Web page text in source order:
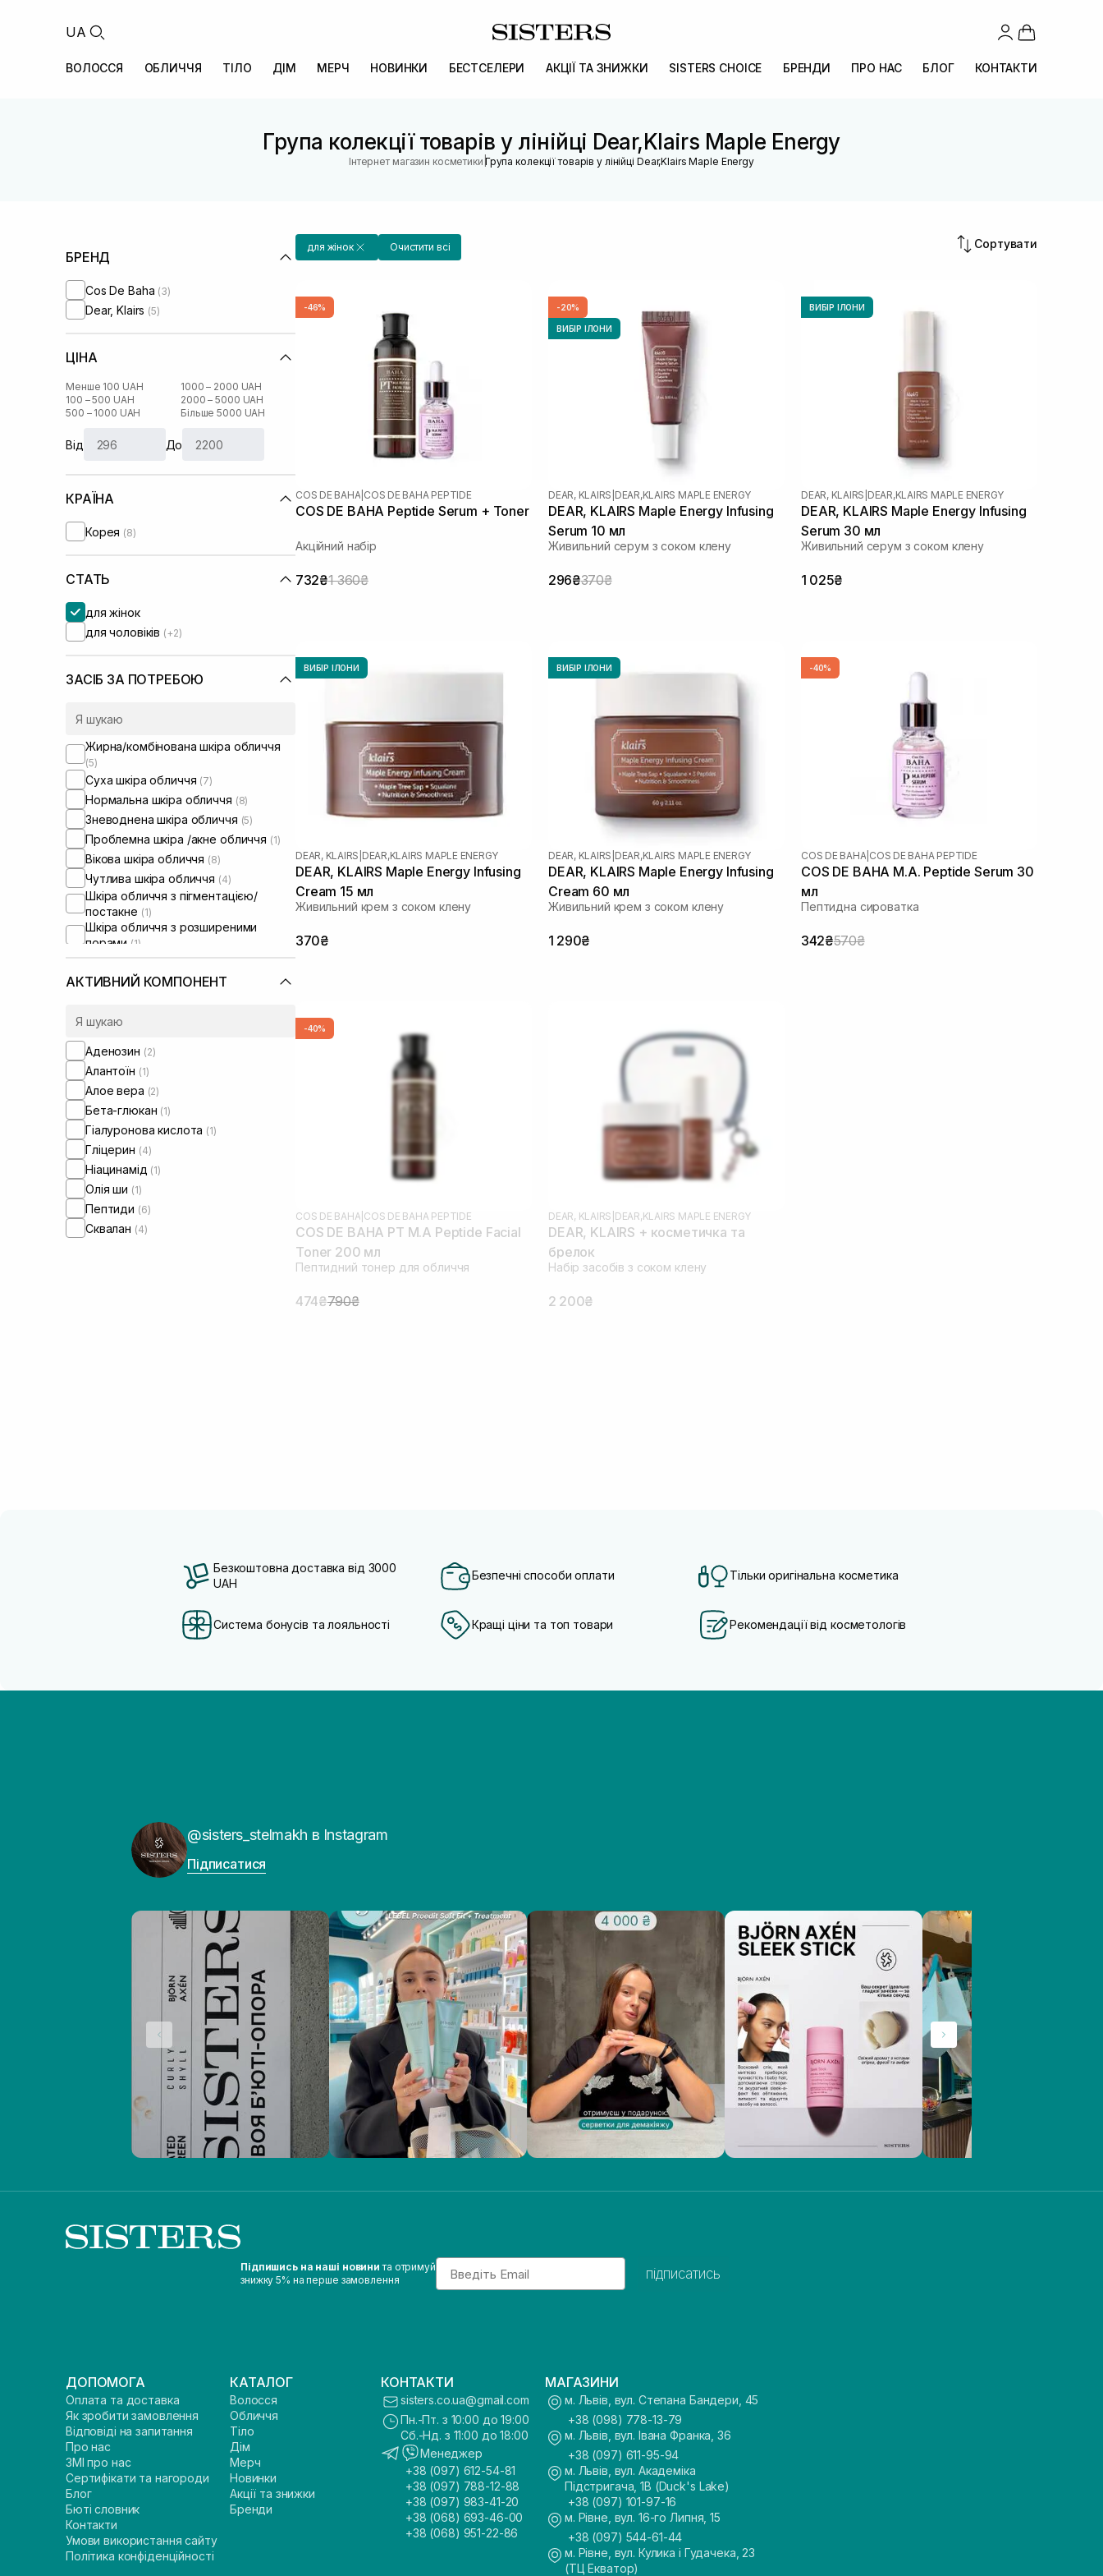
UA
ВОЛОССЯ ОБЛИЧЧЯ ТІЛО ДІМ МЕРЧ НОВИНКИ БЕСТСЕЛЕРИ АКЦІЇ ТА ЗНИЖКИ SISTERS CHOICE БРЕНДИ ПРО НАС БЛОГ КОНТАКТИ
Група колекції товарів у лінійці Dear,Klairs Maple Energy
Інтернет магазин косметики |Група колекції товарів у лінійці Dear,Klairs Maple Energy
БРЕНД
Cos De Baha (3)
Dear, Klairs (5)
ЦІНА
Менше 100 UAH
100 – 500 UAH
500 – 1000 UAH
1000 – 2000 UAH
2000 – 5000 UAH
Більше 5000 UAH
Від До
КРАЇНА
Корея (8)
СТАТЬ
для жінок
для чоловіків (+2)
ЗАСІБ ЗА ПОТРЕБОЮ
Жирна/комбінована шкіра обличчя
(5)
Суха шкіра обличчя (7)
Нормальна шкіра обличчя (8)
Зневоднена шкіра обличчя (5)
Проблемна шкіра /акне обличчя (1)
Вікова шкіра обличчя (8)
Чутлива шкіра обличчя (4)
Шкіра обличчя з пігментацією/
постакне (1)
Шкіра обличчя з розширеними
порами (1)
Шкіра обличчя з порушеним
барʼєром (5)
Шкіра обличчя з порушеним
АКТИВНИЙ КОМПОНЕНТ
Аденозин (2)
Алантоїн (1)
Алое вера (2)
Бета-глюкан (1)
Гіалуронова кислота (1)
Гліцерин (4)
Ніацинамід (1)
Олія ши (1)
Пептиди (6)
Сквалан (4)
для жінок Очистити всі Сортувати
-46%
COS DE BAHA COS DE BAHA PEPTIDE
COS DE BAHA Peptide Serum + Toner
Акційний набір
732₴1 360₴
-20%
ВИБІР ІЛОНИ
DEAR, KLAIRS DEAR,KLAIRS MAPLE ENERGY
DEAR, KLAIRS Maple Energy Infusing
Serum 10 мл
Живильний серум з соком клену
296₴370₴
ВИБІР ІЛОНИ
DEAR, KLAIRS DEAR,KLAIRS MAPLE ENERGY
DEAR, KLAIRS Maple Energy Infusing
Serum 30 мл
Живильний серум з соком клену
1 025₴
ВИБІР ІЛОНИ
DEAR, KLAIRS DEAR,KLAIRS MAPLE ENERGY
DEAR, KLAIRS Maple Energy Infusing
Cream 15 мл
Живильний крем з соком клену
370₴
ВИБІР ІЛОНИ
DEAR, KLAIRS DEAR,KLAIRS MAPLE ENERGY
DEAR, KLAIRS Maple Energy Infusing
Cream 60 мл
Живильний крем з соком клену
1 290₴
-40%
COS DE BAHA COS DE BAHA PEPTIDE
COS DE BAHA M.A. Peptide Serum 30
мл
Пептидна сироватка
342₴570₴
-40%
COS DE BAHA COS DE BAHA PEPTIDE
COS DE BAHA PT M.A Peptide Facial
Toner 200 мл
Пептидний тонер для обличчя
474₴790₴
DEAR, KLAIRS DEAR,KLAIRS MAPLE ENERGY
DEAR, KLAIRS + косметичка та
брелок
Набір засобів з соком клену
2 200₴
Безкоштовна доставка від 3000
UAH
Безпечні способи оплати Тільки оригінальна косметика
Система бонусів та лояльності Кращі ціни та топ товари Рекомендації від косметологів
@sisters_stelmakh в Instagram
Підписатися
Підпишись на наші новини та отримуй
знижку 5% на перше замовлення
Email
підписатись
ДОПОМОГА
Оплата та доставка
Як зробити замовлення
Відповіді на запитання
Про нас
ЗМІ про нас
Сертифікати та нагороди
Блог
Бюті словник
Контакти
Умови використання сайту
Політика конфіденційності
КАТАЛОГ
Волосся
Обличчя
Тіло
Дім
Мерч
Новинки
Акції та знижки
Бренди
КОНТАКТИ
sisters.co.ua@gmail.com
Пн.-Пт. з 10:00 до 19:00
Сб.-Нд. з 11:00 до 18:00
Менеджер
+38 (097) 612-54-81
+38 (097) 788-12-88
+38 (097) 983-41-20
+38 (068) 693-46-00
+38 (068) 951-22-86
МАГАЗИНИ
м. Львів, вул. Степана Бандери, 45
+38 (098) 778-13-79
м. Львів, вул. Івана Франка, 36
+38 (097) 611-95-94
м. Львів, вул. Академіка
Підстригача, 1В (Duck's Lake)
+38 (097) 101-97-16
м. Рівне, вул. 16-го Липня, 15
+38 (097) 544-61-44
м. Рівне, вул. Кулика і Гудачека, 23
(ТЦ Екватор)